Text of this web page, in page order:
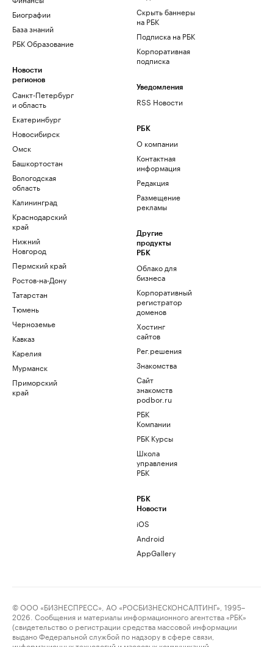
Биографии
База знаний
РБК Образование
Новости
регионов
Санкт-Петербург
и область
Екатеринбург
Новосибирск
Омск
Башкортостан
Вологодская
область
Калининград
Краснодарский
край
Нижний
Новгород
Пермский край
Ростов-на-Дону
Татарстан
Тюмень
Черноземье
Кавказ
Карелия
Мурманск
Приморский
край
Скрыть баннеры
на РБК
Подписка на РБК
Корпоративная
подписка
Уведомления
RSS Новости
РБК
О компании
Контактная
информация
Редакция
Размещение
рекламы
Другие
продукты
РБК
Облако для
бизнеса
Корпоративный
регистратор
доменов
Хостинг
сайтов
Рег.решения
Знакомства
Сайт
знакомств
podbor.ru
РБК
Компании
РБК Курсы
Школа
управления
РБК
РБК
Новости
iOS
Android
AppGallery
© ООО «БИЗНЕСПРЕСС», АО «РОСБИЗНЕСКОНСАЛТИНГ», 1995–
2026. Сообщения и материалы информационного агентства «РБК»
(свидетельство о регистрации средства массовой информации
выдано Федеральной службой по надзору в сфере связи,